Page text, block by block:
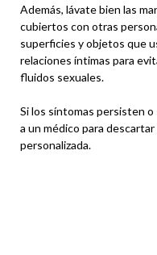
Además, lávate bien las
cubiertos con otras
superficies y objetos que
relaciones íntimas para
fluidos sexuales.
Si los síntomas persisten
a un médico para
personalizada.